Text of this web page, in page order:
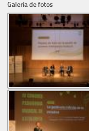
Galeria de fotos